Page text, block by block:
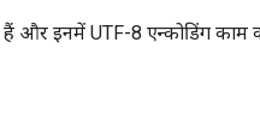
और इनमें UTF-8 एन्कोडिंग काम